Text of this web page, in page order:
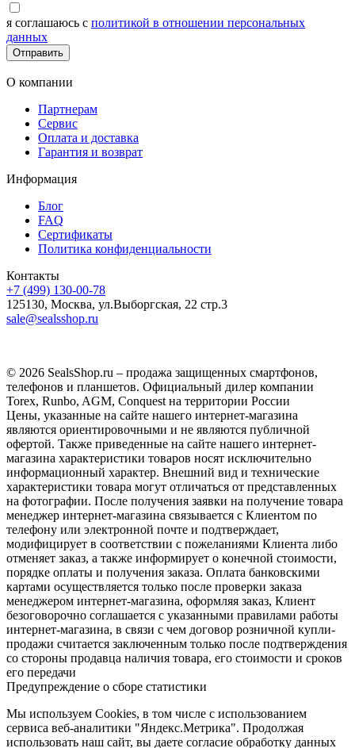
я соглашаюсь с политикой в отношении персональных
данных
Отправить
О компании
Партнерам
Сервис
Оплата и доставка
Гарантия и возврат
Информация
Блог
FAQ
Сертификаты
Политика конфиденциальности
Контакты
+7 (499) 130-00-78
125130, Москва, ул.Выборгская, 22 стр.3
sale@sealsshop.ru
© 2026 SealsShop.ru – продажа защищенных смартфонов,
телефонов и планшетов. Официальный дилер компании
Torex, Runbo, AGM, Conquest на территории России
Цены, указанные на сайте нашего интернет-магазина
являются ориентировочными и не являются публичной
офертой. Также приведенные на сайте нашего интернет-
магазина характеристики товаров носят исключительно
информационный характер. Внешний вид и технические
характеристики товара могут отличаться от представленных
на фотографии. После получения заявки на получение товара
менеджер интернет-магазина связывается с Клиентом по
телефону или электронной почте и подтверждает,
модифицирует в соответствии с пожеланиями Клиента либо
отменяет заказ, а также информирует о конечной стоимости,
порядке оплаты и получения заказа. Оплата банковскими
картами осуществляется только после проверки заказа
менеджером интернет-магазина, оформляя заказ, Клиент
безоговорочно соглашается с указанными правилами работы
интернет-магазина, в связи с чем договор розничной купли-
продажи считается заключенным только после подтверждения
со стороны продавца наличия товара, его стоимости и сроков
его передачи
Предупреждение о сборе статистики
Мы используем Cookies, в том числе с использованием
сервиса веб-аналитики "Яндекс.Метрика". Продолжая
использовать наш сайт, вы даете согласие обработку данных